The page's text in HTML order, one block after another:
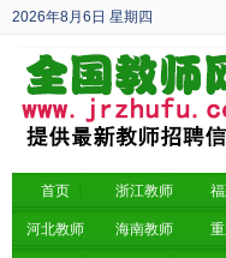
2026年8月6日 星期四
丙午年 六月廿四
首页 浙江教师
河北教师 海南教师